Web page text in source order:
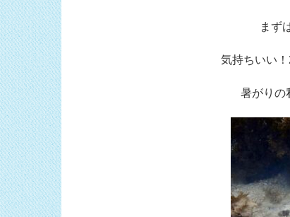
まず
気持ちいい
暑がりの